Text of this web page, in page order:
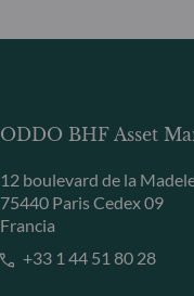
ODDO BHF Asset
12 boulevard de la
75440 Paris Cedex 09
Francia
+33 1 44 51 80 28